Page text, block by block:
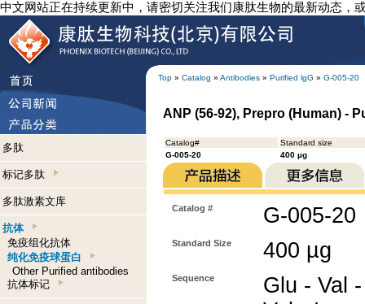
中文网站正在持续更新中，请密切关注我们康肽生物的最新动态，
Top » Catalog » Antibodies » Purified lgG » G-005-20
多肽
标记多肽
多肽激素文库
抗体
免疫组化抗体
纯化免疫球蛋白
Other Purified antibodies
抗体标记
ANP (56-92), Prepro (Human) -
Catalog#
Standard size
G-005-20
400 µg
Catalog # G-005-20
Standard Size 400 µg
Sequence
Glu - Val